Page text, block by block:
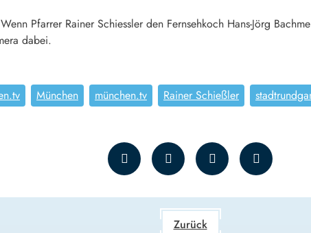
Pfarrer Rainer Schiessler den Fernsehkoch Hans-Jörg
dabei.
München münchen.tv Rainer Schießler
Zurück